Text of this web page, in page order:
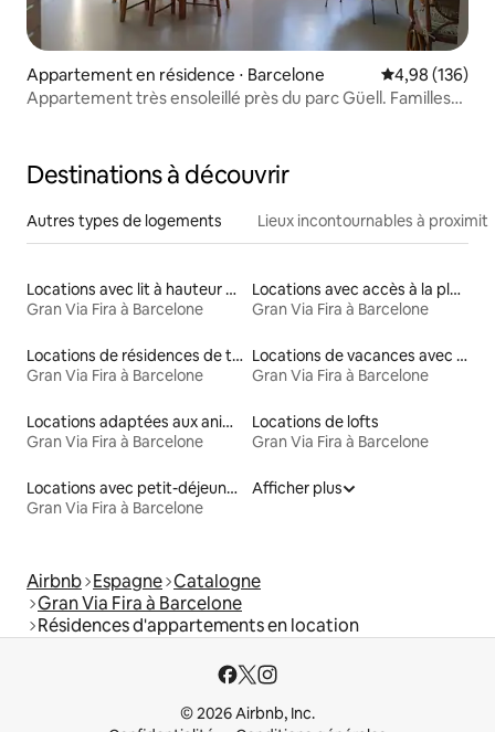
Appartement en résidence ⋅ Barcelone Évaluation
4,98 (136)
Appartement très ensoleillé près du parc Güell. Familles
Destinations à découvrir
Autres types de logements Lieux incontournables à
Locations avec lit à hauteur adaptée
Gran Via Fira à Barcelone
Locations avec accès à la plage
Gran Via Fira à Barcelone
Locations de résidences de tourisme
Gran Via Fira à Barcelone
Locations de vacances avec piscine
Gran Via Fira à Barcelone
Locations adaptées aux animaux
Gran Via Fira à Barcelone
Locations de lofts
Gran Via Fira à Barcelone
Locations avec petit-déjeuner
Gran Via Fira à Barcelone
Afficher plus
Airbnb Espagne Catalogne
Gran Via Fira à Barcelone
Résidences d'appartements en location
© 2026 Airbnb, Inc.